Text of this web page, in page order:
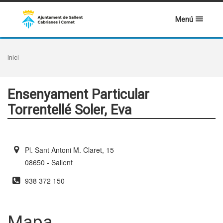
Menú
Inici
Ensenyament Particular
Torrentellé Soler, Eva
Pl. Sant Antoni M. Claret, 15
08650 - Sallent
938 372 150